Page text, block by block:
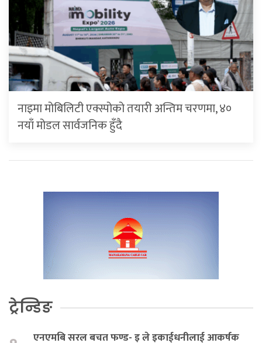
नाइमा मोबिलिटी एक्स्पोको तयारी अन्तिम चरणमा, ४०
नयाँ मोडल सार्वजनिक हुँदै
ट्रेन्डिङ
एनएमबि सरल बचत फण्ड- इ ले इकाईधनीलाई आकर्षक